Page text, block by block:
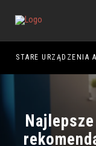
STARE URZĄDZENIA